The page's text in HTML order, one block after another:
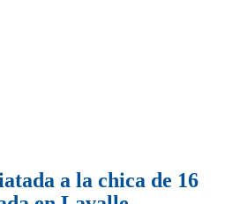
a la chica de 16